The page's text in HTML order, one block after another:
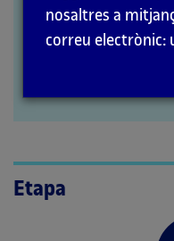
Etapa
nosaltres a
correu electrònic: